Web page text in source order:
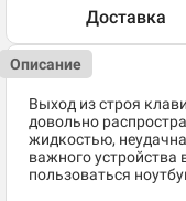
Доставка
Описание
Выход из строя
довольно
жидкостью,
важного устройства
пользоваться